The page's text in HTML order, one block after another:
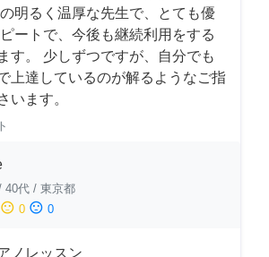
明るく温厚な先生で、とても優
ートで、今後も継続利用をする
す。 少しずつですが、自分でも
上達しているのが解るようなご指
います。
40代 / 東京都
sentiment_neutral 0 sentiment_dissatisfied 0
ノレッスン